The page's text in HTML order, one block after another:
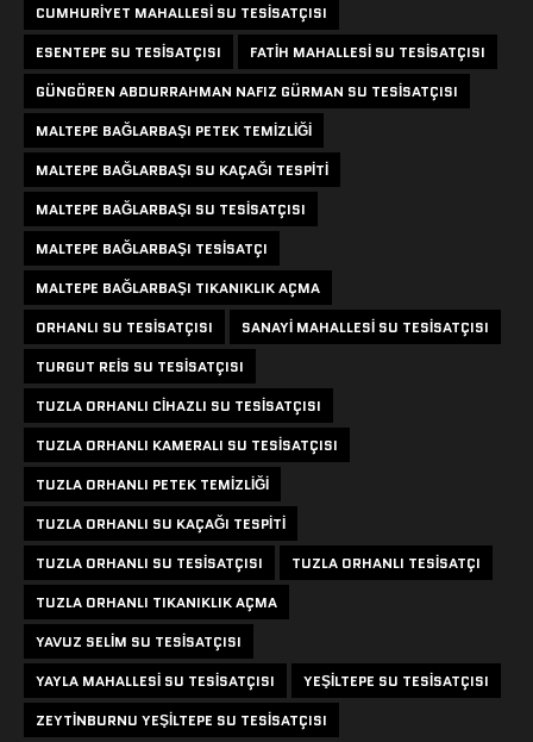
CUMHURIYET MAHALLESI SU TESISATÇISI
ESENTEPE SU TESISATÇISI
FATIH MAHALLESI SU TESISATÇISI
GÜNGÖREN ABDURRAHMAN NAFIZ GÜRMAN SU TESISATÇISI
MALTEPE BAĞLARBAŞI PETEK TEMIZLIĞI
MALTEPE BAĞLARBAŞI SU KAÇAĞI TESPITI
MALTEPE BAĞLARBAŞI SU TESISATÇISI
MALTEPE BAĞLARBAŞI TESISATÇI
MALTEPE BAĞLARBAŞI TIKANIKLIK AÇMA
ORHANLI SU TESISATÇISI
SANAYI MAHALLESI SU TESISATÇISI
TURGUT REIS SU TESISATÇISI
TUZLA ORHANLI CIHAZLI SU TESISATÇISI
TUZLA ORHANLI KAMERALI SU TESISATÇISI
TUZLA ORHANLI PETEK TEMIZLIĞI
TUZLA ORHANLI SU KAÇAĞI TESPITI
TUZLA ORHANLI SU TESISATÇISI
TUZLA ORHANLI TESISATÇI
TUZLA ORHANLI TIKANIKLIK AÇMA
YAVUZ SELIM SU TESISATÇISI
YAYLA MAHALLESI SU TESISATÇISI
YEŞILTEPE SU TESISATÇISI
ZEYTINBURNU YEŞILTEPE SU TESISATÇISI